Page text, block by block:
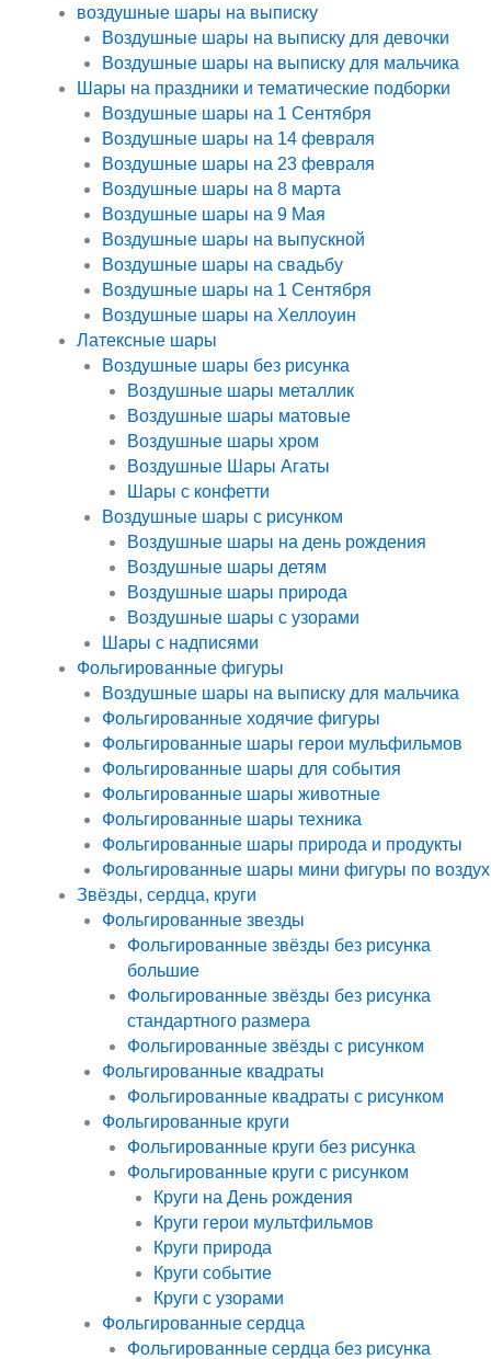
воздушные шары на выписку
Воздушные шары на выписку для девочки
Воздушные шары на выписку для мальчика
Шары на праздники и тематические подборки
Воздушные шары на 1 Сентября
Воздушные шары на 14 февраля
Воздушные шары на 23 февраля
Воздушные шары на 8 марта
Воздушные шары на 9 Мая
Воздушные шары на выпускной
Воздушные шары на свадьбу
Воздушные шары на 1 Сентября
Воздушные шары на Хеллоуин
Латексные шары
Воздушные шары без рисунка
Воздушные шары металлик
Воздушные шары матовые
Воздушные шары хром
Воздушные Шары Агаты
Шары с конфетти
Воздушные шары с рисунком
Воздушные шары на день рождения
Воздушные шары детям
Воздушные шары природа
Воздушные шары с узорами
Шары с надписями
Фольгированные фигуры
Воздушные шары на выписку для мальчика
Фольгированные ходячие фигуры
Фольгированные шары герои мульфильмов
Фольгированные шары для события
Фольгированные шары животные
Фольгированные шары техника
Фольгированные шары природа и продукты
Фольгированные шары мини фигуры по воздух
Звёзды, сердца, круги
Фольгированные звезды
Фольгированные звёзды без рисунка
большие
Фольгированные звёзды без рисунка
стандартного размера
Фольгированные звёзды с рисунком
Фольгированные квадраты
Фольгированные квадраты с рисунком
Фольгированные круги
Фольгированные круги без рисунка
Фольгированные круги с рисунком
Круги на День рождения
Круги герои мультфильмов
Круги природа
Круги событие
Круги с узорами
Фольгированные сердца
Фольгированные сердца без рисунка